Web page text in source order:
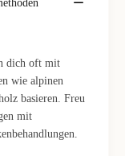
dich oft mit
wie alpinen
basieren. Freu
mit